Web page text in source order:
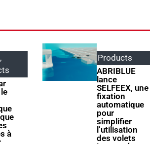
ABRIBLUE
lance
SELFEEX, une
fixation
pour
simplifier
l’utilisation
des volets
Events
2027
la filière
piscine